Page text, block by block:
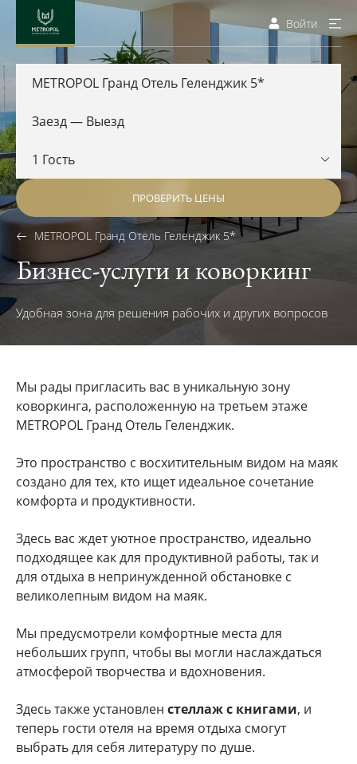
Войти
METROPOL Гранд Отель Геленджик 5*
ПРОВЕРИТЬ ЦЕНЫ
METROPOL Гранд Отель Геленджик 5*
Бизнес-услуги и коворкинг
Удобная зона для решения рабочих и других вопросов
Мы рады пригласить вас в уникальную зону
коворкинга, расположенную на третьем этаже
METROPOL Гранд Отель Геленджик.
Это пространство с восхитительным видом на маяк
создано для тех, кто ищет идеальное сочетание
комфорта и продуктивности.
Здесь вас ждет уютное пространство, идеально
подходящее как для продуктивной работы, так и
для отдыха в непринужденной обстановке с
великолепным видом на маяк.
Мы предусмотрели комфортные места для
небольших групп, чтобы вы могли наслаждаться
атмосферой творчества и вдохновения.
Здесь также установлен стеллаж с книгами, и
теперь гости отеля на время отдыха смогут
выбрать для себя литературу по душе.